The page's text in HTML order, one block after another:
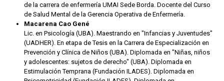
de la carrera de enfermería UMAI Sede Borda. Docente del Curso
de Salud Mental de la Gerencia Operativa de Enfermería.
Macarena Cao Gené
Lic. en Psicología (UBA). Maestrando en "Infancias y Juventudes"
(UADHER). En etapa de Tesis en la Carrera de Especialización en
Prevención y Clínica de Niños (UBA). Diplomada en "Niñas, niños
y adolescentes: sujetos de derecho" (UBA). Diplomada en
Estimulación Temprana (Fundación ILADES). Diplomada en